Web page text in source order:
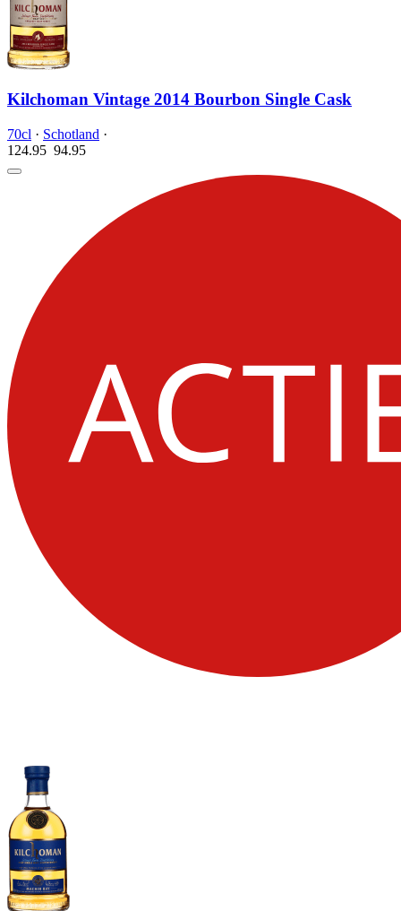
Kilchoman Vintage 2014 Bourbon Single Cask
70cl · Schotland ·
124.95 94.95